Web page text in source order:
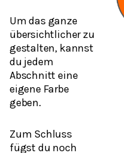
Um das ganze
übersichtlicher zu
gestalten, kannst
du jedem
Abschnitt eine
eigene Farbe
geben.
Zum Schluss
fügst du noch